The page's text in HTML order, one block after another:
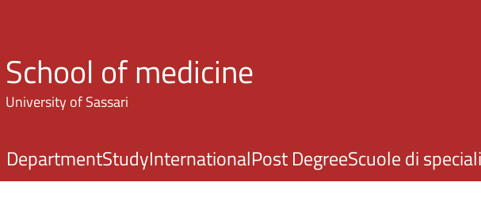
School of medicine
University of Sassari
DepartmentStudyInternationalPost DegreeScuole di